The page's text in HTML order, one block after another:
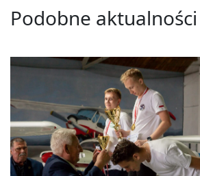
Podobne aktualności